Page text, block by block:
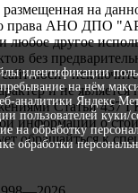
идентификации
на нём
аналитики Яндекс
пользователей куки/
на обработку
обработки
на
права АНО ДПО
любое другое
без
носит
и не является
Статьи 437
информации о
обращайться к